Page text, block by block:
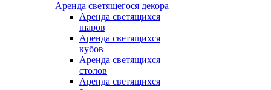
Аренда светящегося декора
Аренда светящихся
шаров
Аренда светящихся
кубов
Аренда светящихся
столов
Аренда светящихся